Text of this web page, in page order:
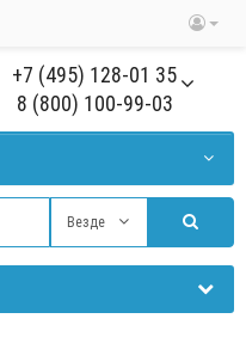
+7 (495) 128-01 35
8 (800) 100-99-03
Везде